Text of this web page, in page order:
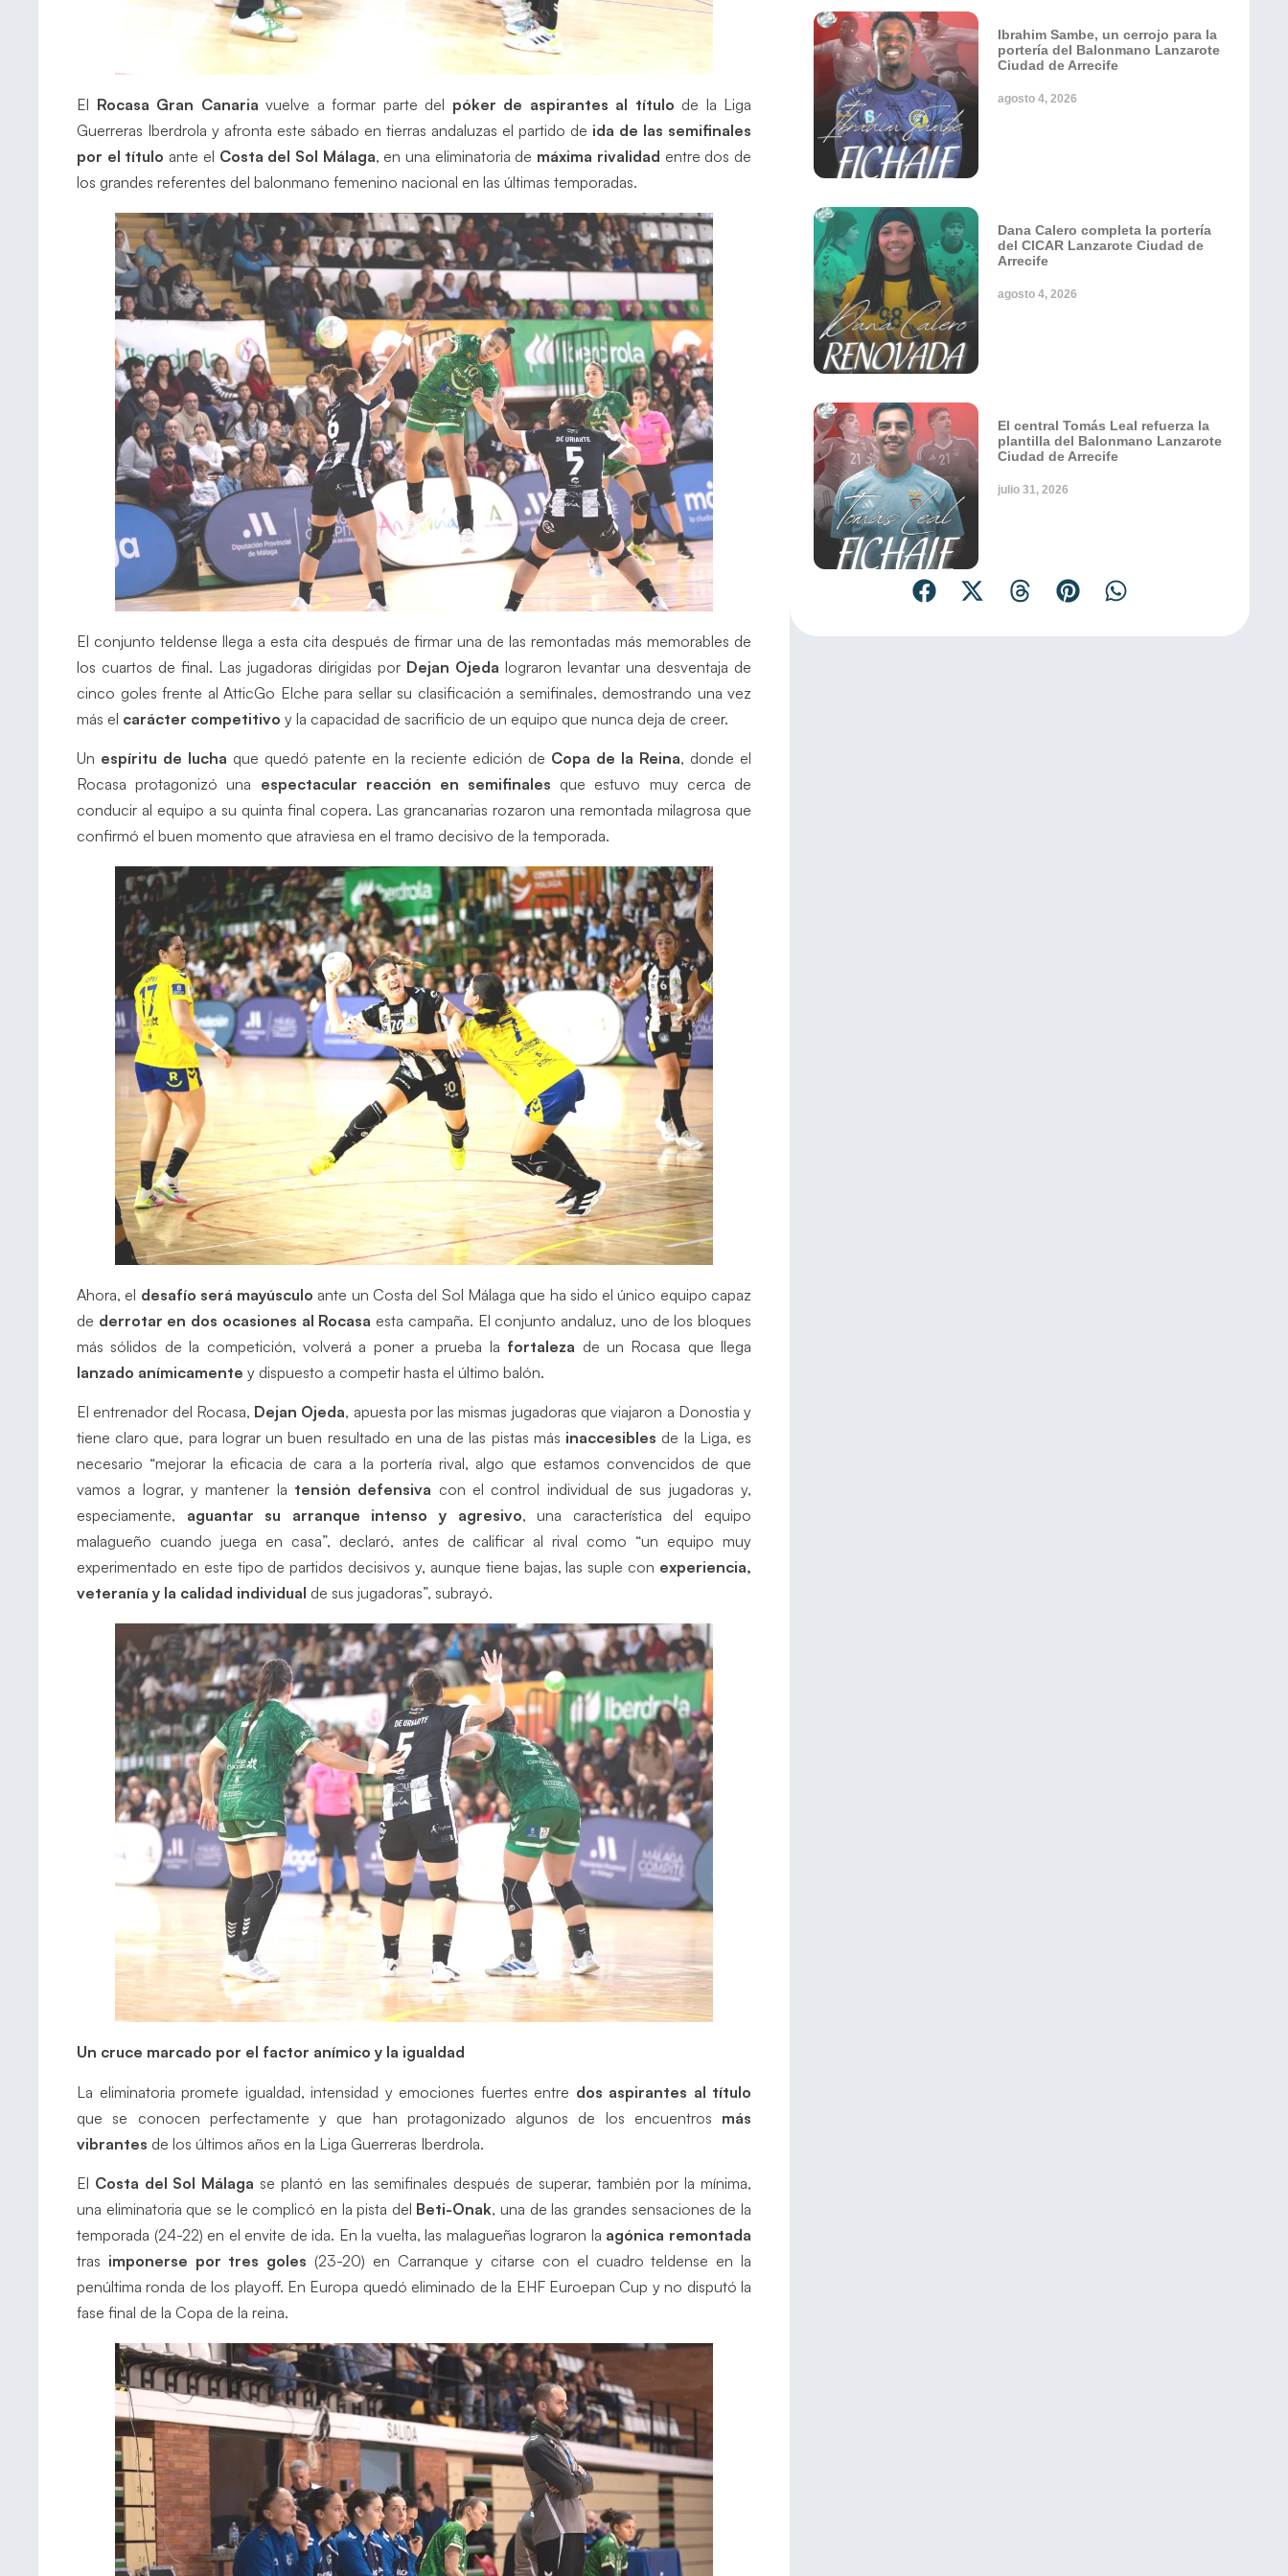
El Rocasa Gran Canaria vuelve a formar parte del póker de aspirantes al título de la Liga
Guerreras Iberdrola y afronta este sábado en tierras andaluzas el partido de ida de las semifinales
por el título ante el Costa del Sol Málaga, en una eliminatoria de máxima rivalidad entre dos de
los grandes referentes del balonmano femenino nacional en las últimas temporadas.
El conjunto teldense llega a esta cita después de firmar una de las remontadas más memorables de
los cuartos de final. Las jugadoras dirigidas por Dejan Ojeda lograron levantar una desventaja de
cinco goles frente al AtticGo Elche para sellar su clasificación a semifinales, demostrando una vez
más el carácter competitivo y la capacidad de sacrificio de un equipo que nunca deja de creer.
Un espíritu de lucha que quedó patente en la reciente edición de Copa de la Reina, donde el
Rocasa protagonizó una espectacular reacción en semifinales que estuvo muy cerca de
conducir al equipo a su quinta final copera. Las grancanarias rozaron una remontada milagrosa que
confirmó el buen momento que atraviesa en el tramo decisivo de la temporada.
Ahora, el desafío será mayúsculo ante un Costa del Sol Málaga que ha sido el único equipo capaz
de derrotar en dos ocasiones al Rocasa esta campaña. El conjunto andaluz, uno de los bloques
más sólidos de la competición, volverá a poner a prueba la fortaleza de un Rocasa que llega
lanzado anímicamente y dispuesto a competir hasta el último balón.
El entrenador del Rocasa, Dejan Ojeda, apuesta por las mismas jugadoras que viajaron a Donostia y
tiene claro que, para lograr un buen resultado en una de las pistas más inaccesibles de la Liga, es
necesario “mejorar la eficacia de cara a la portería rival, algo que estamos convencidos de que
vamos a lograr, y mantener la tensión defensiva con el control individual de sus jugadoras y,
especiamente, aguantar su arranque intenso y agresivo, una característica del equipo
malagueño cuando juega en casa”, declaró, antes de calificar al rival como “un equipo muy
experimentado en este tipo de partidos decisivos y, aunque tiene bajas, las suple con experiencia,
veteranía y la calidad individual de sus jugadoras”, subrayó.
Un cruce marcado por el factor anímico y la igualdad
La eliminatoria promete igualdad, intensidad y emociones fuertes entre dos aspirantes al título
que se conocen perfectamente y que han protagonizado algunos de los encuentros más
vibrantes de los últimos años en la Liga Guerreras Iberdrola.
El Costa del Sol Málaga se plantó en las semifinales después de superar, también por la mínima,
una eliminatoria que se le complicó en la pista del Beti-Onak, una de las grandes sensaciones de la
temporada (24-22) en el envite de ida. En la vuelta, las malagueñas lograron la agónica remontada
tras imponerse por tres goles (23-20) en Carranque y citarse con el cuadro teldense en la
penúltima ronda de los playoff. En Europa quedó eliminado de la EHF Euroepan Cup y no disputó la
fase final de la Copa de la reina.
Ibrahim Sambe, un cerrojo para la
portería del Balonmano Lanzarote
Ciudad de Arrecife
agosto 4, 2026
Dana Calero completa la portería
del CICAR Lanzarote Ciudad de
Arrecife
agosto 4, 2026
El central Tomás Leal refuerza la
plantilla del Balonmano Lanzarote
Ciudad de Arrecife
julio 31, 2026